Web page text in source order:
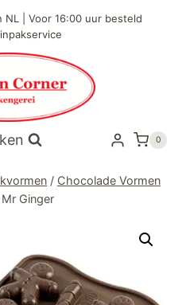
| Voor 16:00 uur besteld
0
/ Chocolade Vormen
Ginger